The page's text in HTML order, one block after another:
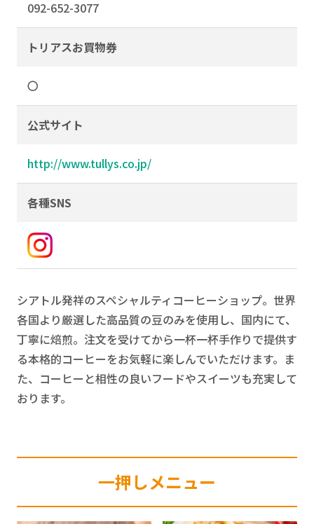
092-652-3077
トリアスお買物券
〇
公式サイト
http://www.tullys.co.jp/
各種SNS
シアトル発祥のスペシャルティコーヒーショップ。世界
各国より厳選した高品質の豆のみを使用し、国内にて、
丁寧に焙煎。注文を受けてから一杯一杯手作りで提供す
る本格的コーヒーをお気軽に楽しんでいただけます。ま
た、コーヒーと相性の良いフードやスイーツも充実して
おります。
一押しメニュー